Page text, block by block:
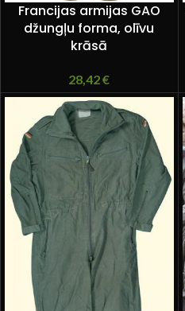
Francijas armijas GAO
džungļu forma, olīvu
krāsā
28,42€